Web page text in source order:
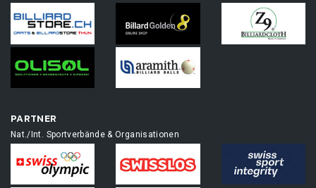
PARTNER
Nat./Int. Sportverbände & Organisationen